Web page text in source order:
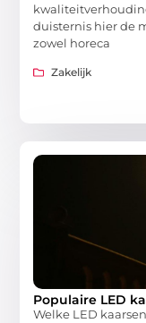
duisternis hier de
zowel horeca
Zakelijk
Populaire LED
Welke LED